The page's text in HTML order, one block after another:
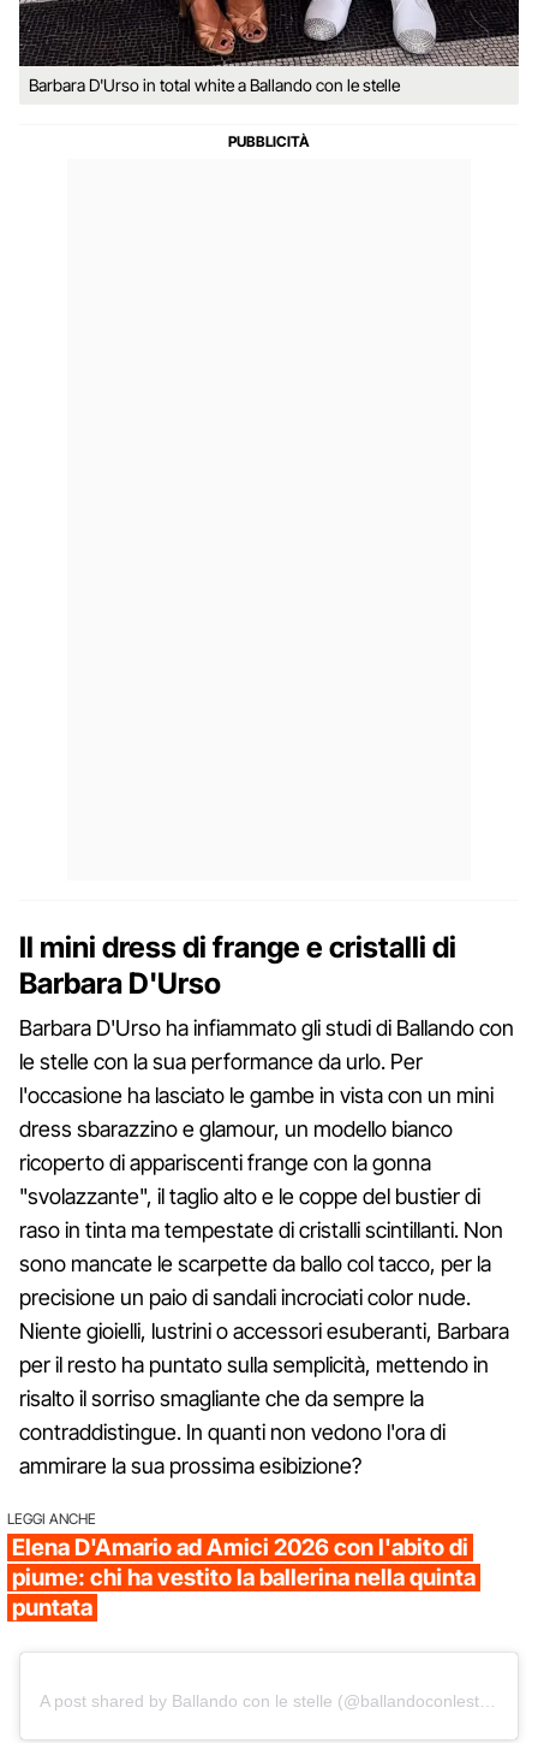
Barbara D'Urso in total white a Ballando con le stelle
Il mini dress di frange e cristalli di
Barbara D'Urso
Barbara D'Urso ha infiammato gli studi di Ballando con
le stelle con la sua performance da urlo. Per
l'occasione ha lasciato le gambe in vista con un mini
dress sbarazzino e glamour, un modello bianco
ricoperto di appariscenti frange con la gonna
"svolazzante", il taglio alto e le coppe del bustier di
raso in tinta ma tempestate di cristalli scintillanti. Non
sono mancate le scarpette da ballo col tacco, per la
precisione un paio di sandali incrociati color nude.
Niente gioielli, lustrini o accessori esuberanti, Barbara
per il resto ha puntato sulla semplicità, mettendo in
risalto il sorriso smagliante che da sempre la
contraddistingue. In quanti non vedono l'ora di
ammirare la sua prossima esibizione?
LEGGI ANCHE
Elena D'Amario ad Amici 2026 con l'abito di
piume: chi ha vestito la ballerina nella quinta
puntata
A post shared by Ballando con le stelle (@ballandoconlestelle)